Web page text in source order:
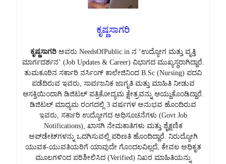
ಕೃಷ್ಣಸಾಗರಿ
ಕೃಷ್ಣಸಾಗರಿ ಅವರು NeedsOfPublic.in ನ ‘ಉದ್ಯೋಗ ಮತ್ತು ವೃತ್ತಿ
ಮಾರ್ಗದರ್ಶನ’ (Job Updates & Career) ವಿಭಾಗದ ಮುಖ್ಯಸ್ಥರಾಗಿದ್ದಾರೆ.
ತುಮಕೂರಿನ ಸರ್ಕಾರಿ ನರ್ಸಿಂಗ್ ಕಾಲೇಜಿನಿಂದ B.Sc (Nursing) ಪದವಿ
ಪಡೆದಿರುವ ಇವರು, ಸಾರ್ವಜನಿಕ ಜಾಗೃತಿ ಮತ್ತು ಮಾಹಿತಿ ನೀಡುವ
ಆಸಕ್ತಿಯಿಂದಾಗಿ ಡಿಜಿಟಲ್ ಪತ್ರಿಕೋದ್ಯಮ ಕ್ಷೇತ್ರವನ್ನು ಆಯ್ದುಕೊಂಡಿದ್ದಾರೆ.
ಡಿಜಿಟಲ್ ಮಾಧ್ಯಮ ರಂಗದಲ್ಲಿ 3 ವರ್ಷಗಳ ಅನುಭವ ಹೊಂದಿರುವ
ಇವರು, ಸರ್ಕಾರಿ ಉದ್ಯೋಗದ ಅಧಿಸೂಚನೆಗಳು (Govt Job
Notifications), ಖಾಸಗಿ ನೇಮಕಾತಿಗಳು ಮತ್ತು ಶೈಕ್ಷಣಿಕ
ಅಪ್‌ಡೇಟ್‌ಗಳನ್ನು ಒದಗಿಸುವಲ್ಲಿ ಪರಿಣತಿ ಹೊಂದಿದ್ದಾರೆ. ನಿರುದ್ಯೋಗಿ
ಯುವಕ-ಯುವತಿಯರಿಗೆ ಯಾವುದೇ ಗೊಂದಲವಿಲ್ಲದೆ, ಕೇವಲ ಅಧಿಕೃತ
ಮೂಲಗಳಿಂದ ಪರಿಶೀಲಿಸಿದ (Verified) ನಿಖರ ಮಾಹಿತಿಯನ್ನು